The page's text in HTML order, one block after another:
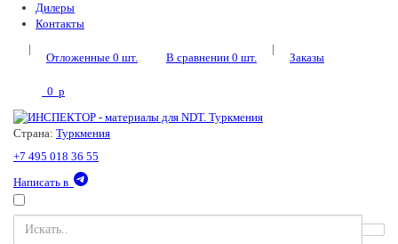
Дилеры
Контакты
|
Отложенные 0 шт. В сравнении 0 шт.
|
Заказы
0 p
Страна: Туркмения
+7 495 018 36 55
Написать в